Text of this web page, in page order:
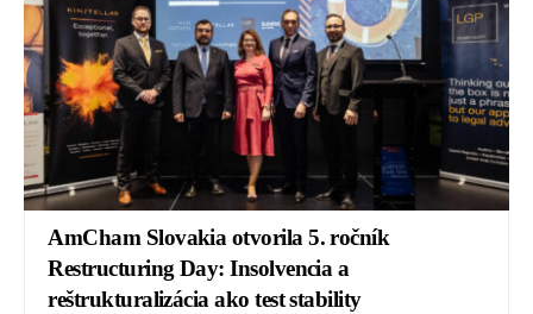
AmCham Slovakia otvorila 5. ročník
Restructuring Day: Insolvencia a
reštrukturalizácia ako test stability